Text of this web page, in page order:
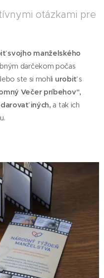
otázkami pre
svojho manželského
darčekom počas
ste si mohli urobiťs
Večer príbehov",
iných, a tak ich